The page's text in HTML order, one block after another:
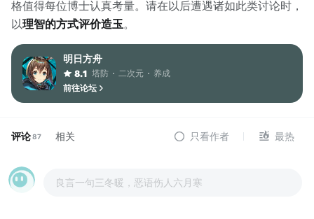
格值得每位博士认真考量。请在以后遭遇诸如此类讨论时，
以理智的方式评价造玉。
明日方舟
8.1 塔防 二次元
养成
前往论坛
评论87 相关 只看作者 最热
良言一句三冬暖，恶语伤人六月寒